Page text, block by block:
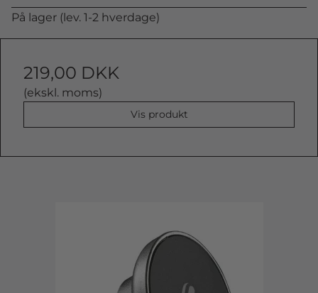
På lager (lev. 1-2 hverdage)
219,00 DKK
(ekskl. moms)
Vis produkt